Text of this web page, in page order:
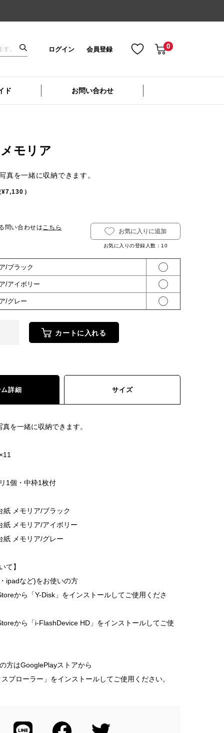
ログイン 会員登録 0
ド お問い合わせ
モリア
真を一緒に収納できます。
）
問い合わせはこちら
お気に入りに追加
お気に入りの登録人数： 10
/ブラック
/アイボリー
/グレー
カートに入れる
詳細 サイズ
を一緒に収納できます。
1個・中枠1枚付
メモリア/ブラック
メモリア/アイボリー
メモリア/グレー
て】
ipadなど)をお使いの方
から「Y-Disk」をインストールしてご使用くださ
から「i-FlashDevice HD」をインストールしてご使
方はGooglePlayストアから
プローラー」をインストールしてご使用ください。